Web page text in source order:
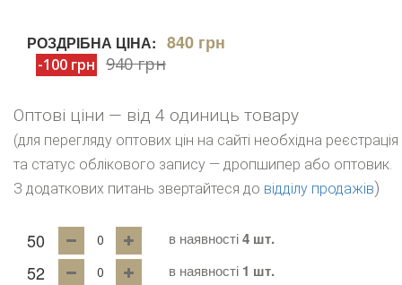
РОЗДРІБНА ЦІНА: 840 грн
-100 грн 940 грн
Оптові ціни — від 4 одиниць товару
(для перегляду оптових цін на сайті необхідна реєстрація
та статус облікового запису — дропшипер або оптовик.
З додаткових питань звертайтеся до відділу продажів)
50 в наявності4 шт.
52 в наявності 1 шт.